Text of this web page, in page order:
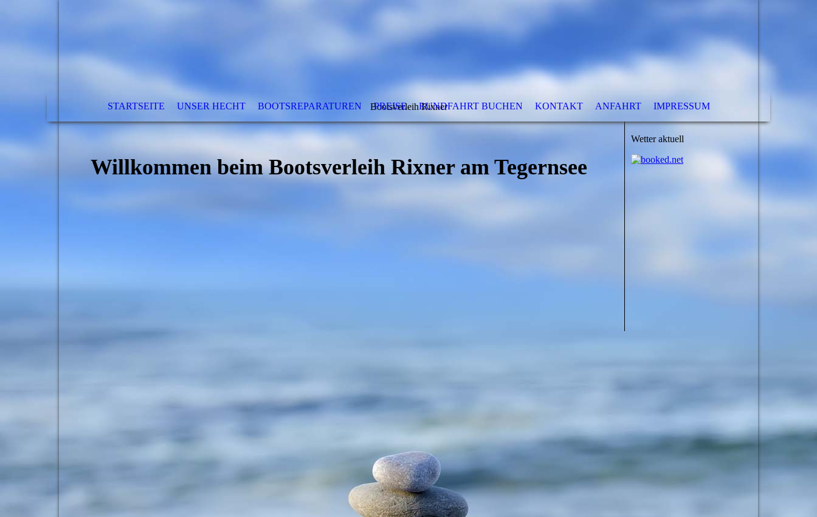
STARTSEITE UNSER HECHT BOOTSREPARATUREN PREISE RUNDFAHRT BUCHEN KONTAKT ANFAHRT IMPRESSUM
Bootsverleih Rixner
Willkommen beim Bootsverleih Rixner am Tegernsee
Wetter aktuell